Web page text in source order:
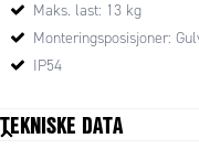
Maks. last: 13 kg
Monteringsposisjoner:
IP54
TEKNISKE DATA